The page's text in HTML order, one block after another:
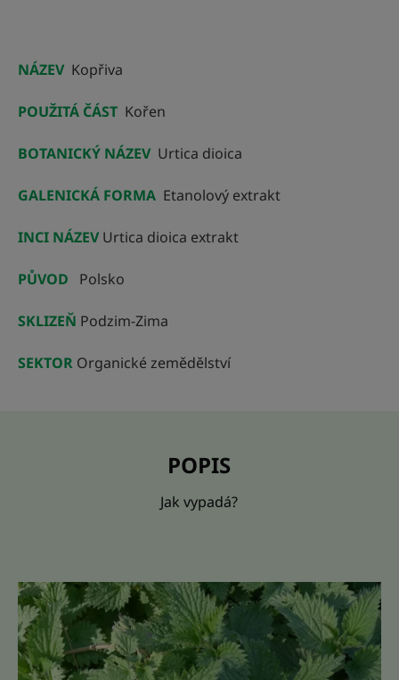
NÁZEV Kopřiva
POUŽITÁ ČÁST Kořen
BOTANICKÝ NÁZEV Urtica dioica
GALENICKÁ FORMA Etanolový extrakt
INCI NÁZEV Urtica dioica extrakt
PŮVOD Polsko
SKLIZEŇ Podzim-Zima
SEKTOR Organické zemědělství
POPIS
Jak vypadá?